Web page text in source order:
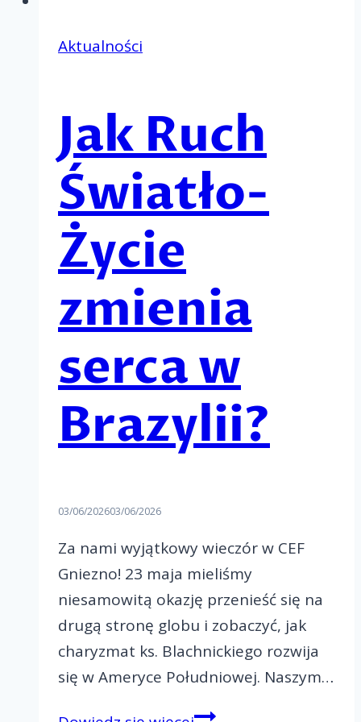
Aktualności
Jak Ruch
Światło-
Życie
zmienia
serca w
Brazylii?
03/06/202603/06/2026
Za nami wyjątkowy wieczór w CEF
Gniezno! 23 maja mieliśmy
niesamowitą okazję przenieść się na
drugą stronę globu i zobaczyć, jak
charyzmat ks. Blachnickiego rozwija
się w Ameryce Południowej. Naszym…
Jak